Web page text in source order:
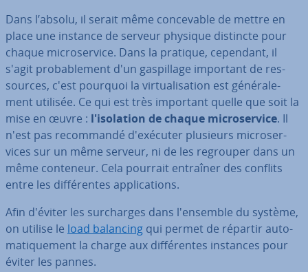
Dans l’absolu, il serait même con­ce­vable de mettre en
place une instance de serveur physique distincte pour
chaque mi­cro­ser­vice. Dans la pratique, cependant, il
s'agit pro­ba­ble­ment d'un gas­pil­lage important de res­
sources, c'est pourquoi la vir­tua­li­sa­tion est gé­né­ra­le­
ment utilisée. Ce qui est très important quelle que soit la
mise en œuvre : l'iso­la­tion de chaque mi­cro­ser­vice. Il
n'est pas re­com­mandé d'exé­cu­ter plusieurs mi­cro­ser­
vices sur un même serveur, ni de les regrouper dans un
même conteneur. Cela pourrait entraîner des conflits
entre les dif­fé­rentes ap­pli­ca­tions.
Afin d'éviter les sur­charges dans l'en­semble du système,
on utilise le load balancing qui permet de répartir au­to­
ma­ti­que­ment la charge aux dif­fé­rentes instances pour
éviter les pannes.